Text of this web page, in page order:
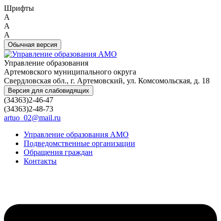
Шрифты
A
A
A
Обычная версия
Управление образования
Артемовского муниципального округа
Свердловская обл., г. Артемовский, ул. Комсомольская, д. 18
Версия для слабовидящих
(34363)2-46-47
(34363)2-48-73
artuo_02@mail.ru
Управление образования АМО
Подведомственные организации
Обращения граждан
Контакты